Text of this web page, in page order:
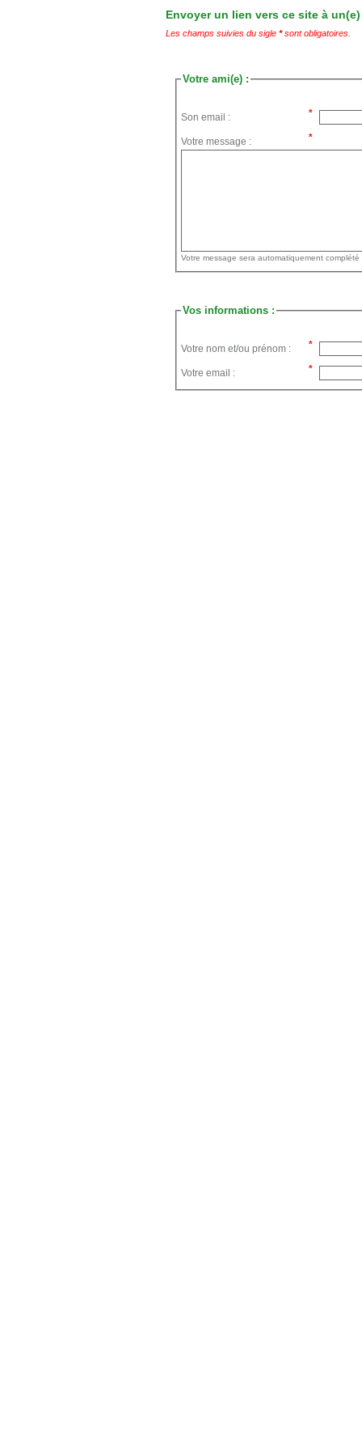
Envoyer un lien vers ce site à
Les champs suivies du sigle *sont obligatoires.
Votre ami(e) :
Son email :
Votre message :
Vos informations :
Votre nom et/ou prénom :
Votre email :